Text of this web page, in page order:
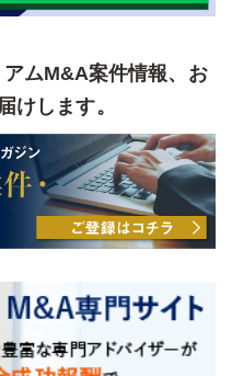
ムM&A案件情報、お
けします。